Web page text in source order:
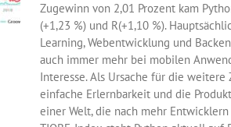
Zugewinn von 2,01 Prozent kam
(+1,23 %) und R(+1,10 %).
Learning, Webentwicklung und
auch immer mehr bei mobilen
Interesse. Als Ursache für die
einfache Erlernbarkeit und die
einer Welt, die nach mehr